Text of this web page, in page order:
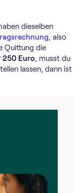
dieselben
, also
Quittung die
250 Euro, musst du
lassen, dann ist